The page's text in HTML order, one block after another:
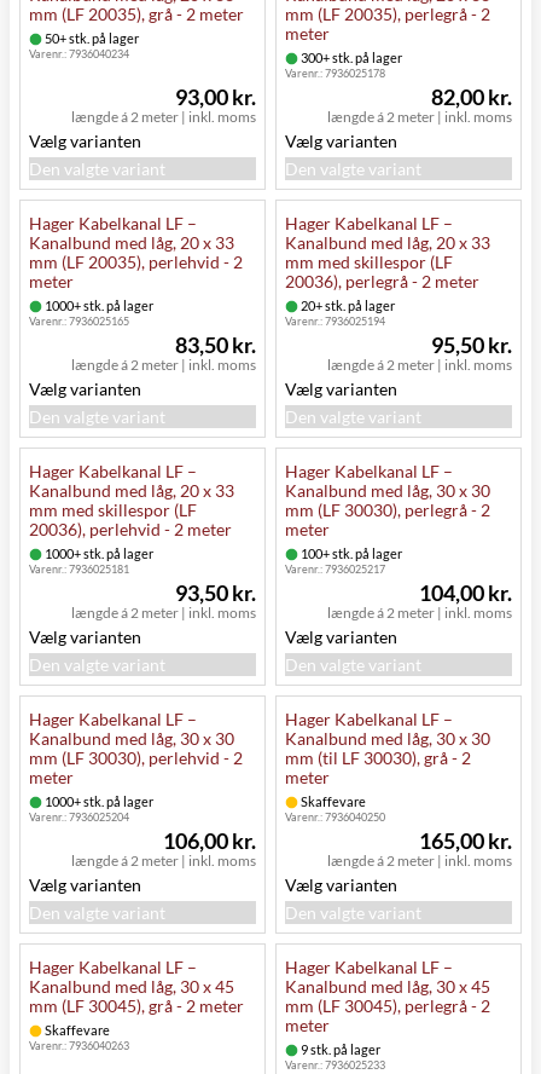
mm (LF 20035), grå - 2 meter
50+ stk. på lager
Varenr.:7936040234
længde á 2 meter | inkl. moms
93,00 kr.
Vælg varianten
Den valgte variant
mm (LF 20035), perlegrå - 2
meter
300+ stk. på lager
Varenr.:7936025178
længde á 2 meter | inkl. moms
82,00 kr.
Vælg varianten
Den valgte variant
Hager Kabelkanal LF –
Kanalbund med låg, 20 x 33
mm (LF 20035), perlehvid - 2
meter
1000+ stk. på lager
Varenr.:7936025165
længde á 2 meter | inkl. moms
83,50 kr.
Vælg varianten
Den valgte variant
Hager Kabelkanal LF –
Kanalbund med låg, 20 x 33
mm med skillespor (LF
20036), perlegrå - 2 meter
20+ stk. på lager
Varenr.:7936025194
længde á 2 meter | inkl. moms
95,50 kr.
Vælg varianten
Den valgte variant
Hager Kabelkanal LF –
Kanalbund med låg, 20 x 33
mm med skillespor (LF
20036), perlehvid - 2 meter
1000+ stk. på lager
Varenr.:7936025181
længde á 2 meter | inkl. moms
93,50 kr.
Vælg varianten
Den valgte variant
Hager Kabelkanal LF –
Kanalbund med låg, 30 x 30
mm (LF 30030), perlegrå - 2
meter
100+ stk. på lager
Varenr.:7936025217
længde á 2 meter | inkl. moms
104,00 kr.
Vælg varianten
Den valgte variant
Hager Kabelkanal LF –
Kanalbund med låg, 30 x 30
mm (LF 30030), perlehvid - 2
meter
1000+ stk. på lager
Varenr.:7936025204
længde á 2 meter | inkl. moms
106,00 kr.
Vælg varianten
Den valgte variant
Hager Kabelkanal LF –
Kanalbund med låg, 30 x 30
mm (til LF 30030), grå - 2
meter
Skaffevare
Varenr.:7936040250
længde á 2 meter | inkl. moms
165,00 kr.
Vælg varianten
Den valgte variant
Hager Kabelkanal LF –
Kanalbund med låg, 30 x 45
mm (LF 30045), grå - 2 meter
Skaffevare
Varenr.:7936040263
Hager Kabelkanal LF –
Kanalbund med låg, 30 x 45
mm (LF 30045), perlegrå - 2
meter
9 stk. på lager
Varenr.:7936025233